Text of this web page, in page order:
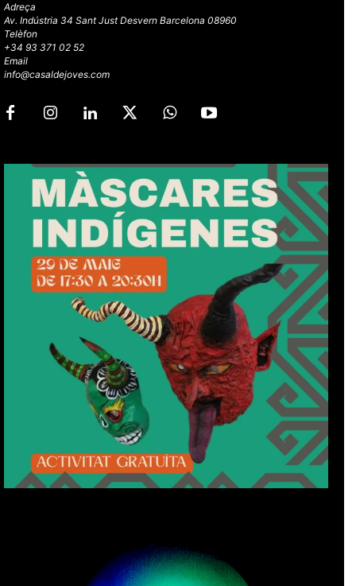
Adreça
Av. Indústria 34 Sant Just Desvern Barcelona 08960
Telèfon
+34 93 371 02 52
Email
info@casaldejoves.com